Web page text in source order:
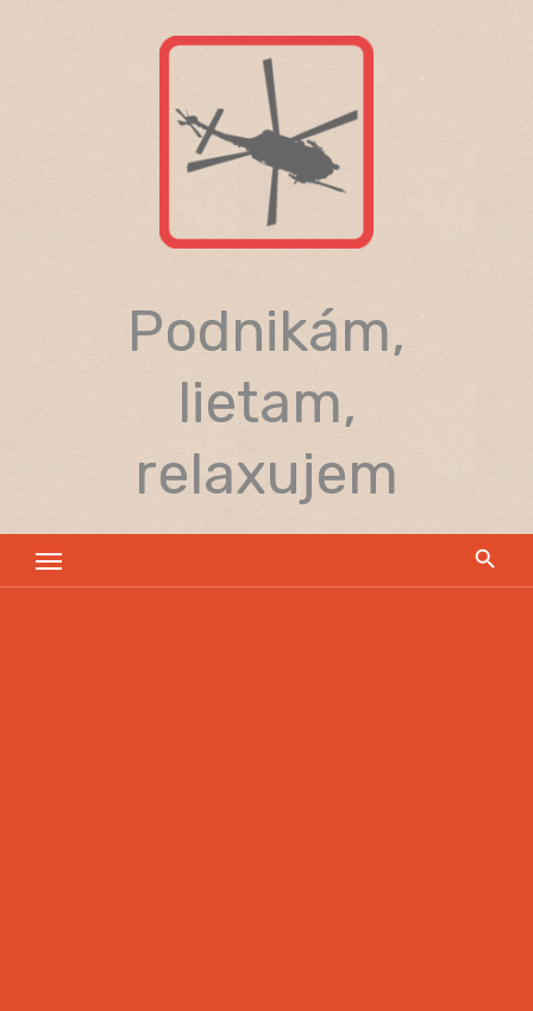
Podnikám,
lietam,
relaxujem